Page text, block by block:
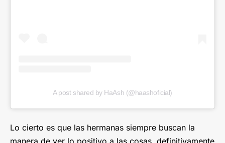
A post shared by HaAsh (@haashoficial)
Lo cierto es que las hermanas siempre buscan la